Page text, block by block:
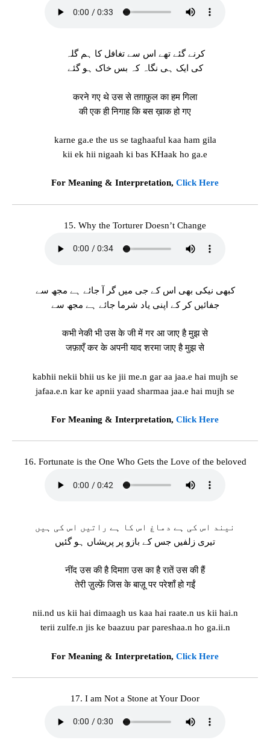
کرنے گئے تھے اس سے تغافل کا ہم گلہ
کی ایک ہی نگاہ کہ بس خاک ہو گئے
करने गए थे उस से तग़ाफ़ुल का हम गिला
की एक ही निगाह कि बस ख़ाक हो गए
karne ga.e the us se taghaaful kaa ham gila
kii ek hii nigaah ki bas KHaak ho ga.e
For Meaning & Interpretation, Click Here
15. Why the Torturer Doesn’t Change
کبھی نیکی بھی اس کے جی میں گر آ جائے ہے مجھ سے
جفائیں کر کے اپنی یاد شرما جائے ہے مجھ سے
कभी नेकी भी उस के जी में गर आ जाए है मुझ से
जफ़ाएँ कर के अपनी याद शरमा जाए है मुझ से
kabhii nekii bhii us ke jii me.n gar aa jaa.e hai mujh se
jafaa.e.n kar ke apnii yaad sharmaa jaa.e hai mujh se
For Meaning & Interpretation, Click Here
16. Fortunate is the One Who Gets the Love of the beloved
نیند اس کی ہے دماغ اس کا ہے راتیں اس کی ہیں
تیری زلفیں جس کے بازو پر پریشاں ہو گئیں
नींद उस की है दिमाग़ उस का है रातें उस की हैं
तेरी ज़ुल्फ़ें जिस के बाज़ू पर परेशाँ हो गईं
nii.nd us kii hai dimaagh us kaa hai raate.n us kii hai.n
terii zulfe.n jis ke baazuu par pareshaa.n ho ga.ii.n
For Meaning & Interpretation, Click Here
17. I am Not a Stone at Your Door